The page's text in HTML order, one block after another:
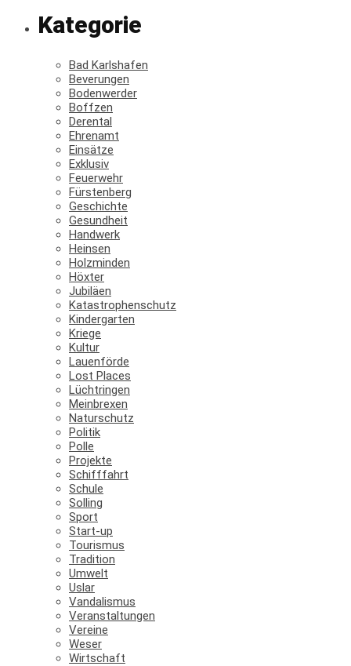
Kategorie
Bad Karlshafen
Beverungen
Bodenwerder
Boffzen
Derental
Ehrenamt
Einsätze
Exklusiv
Feuerwehr
Fürstenberg
Geschichte
Gesundheit
Handwerk
Heinsen
Holzminden
Höxter
Jubiläen
Katastrophenschutz
Kindergarten
Kriege
Kultur
Lauenförde
Lost Places
Lüchtringen
Meinbrexen
Naturschutz
Politik
Polle
Projekte
Schifffahrt
Schule
Solling
Sport
Start-up
Tourismus
Tradition
Umwelt
Uslar
Vandalismus
Veranstaltungen
Vereine
Weser
Wirtschaft